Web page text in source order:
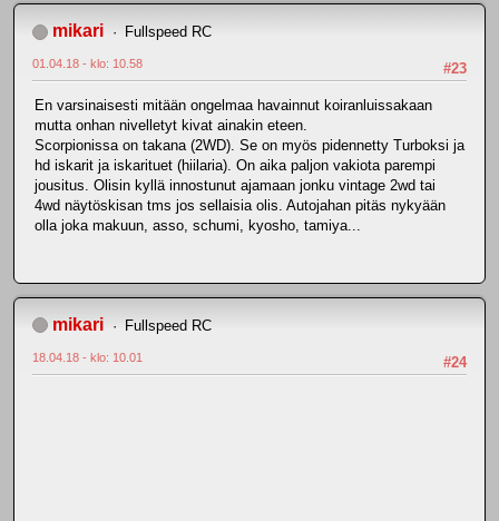
mikari Fullspeed RC
#23
01.04.18 - klo: 10.58
En varsinaisesti mitään ongelmaa havainnut koiranluissakaan
mutta onhan nivelletyt kivat ainakin eteen.
Scorpionissa on takana (2WD). Se on myös pidennetty Turboksi ja
hd iskarit ja iskarituet (hiilaria). On aika paljon vakiota parempi
jousitus. Olisin kyllä innostunut ajamaan jonku vintage 2wd tai
4wd näytöskisan tms jos sellaisia olis. Autojahan pitäs nykyään
olla joka makuun, asso, schumi, kyosho, tamiya...
mikari Fullspeed RC
#24
18.04.18 - klo: 10.01